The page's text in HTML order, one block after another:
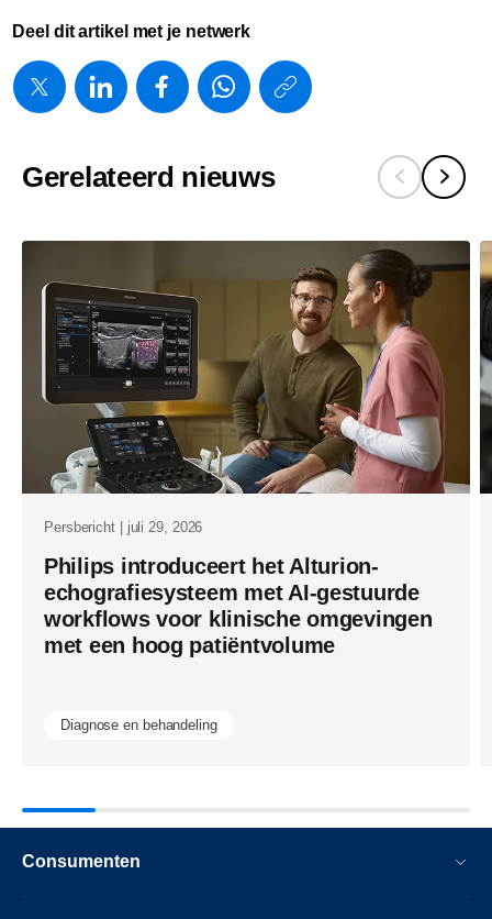
Deel dit artikel met je netwerk
https://
breidt-
it-
uit-
naar-
europa-
voor-
betere-
toegang-
door-
ai-
Gerelateerd nieuws
Persbericht | juli 29, 2026
Philips introduceert het Alturion-
echografiesysteem met AI-gestuurde
workflows voor klinische omgevingen
met een hoog patiëntvolume
Diagnose en behandeling
Consumenten